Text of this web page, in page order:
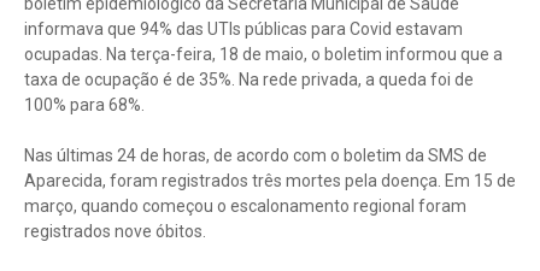
boletim epidemiológico da Secretaria Municipal de Saúde
informava que 94% das UTIs públicas para Covid estavam
ocupadas. Na terça-feira, 18 de maio, o boletim informou que a
taxa de ocupação é de 35%. Na rede privada, a queda foi de
100% para 68%.
Nas últimas 24 de horas, de acordo com o boletim da SMS de
Aparecida, foram registrados três mortes pela doença. Em 15 de
março, quando começou o escalonamento regional foram
registrados nove óbitos.